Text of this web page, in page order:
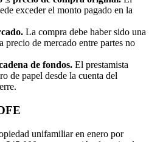
exceder el monto pagado en la
La compra debe haber sido una
precio de mercado entre partes no
de fondos. El prestamista
de papel desde la cuenta del
unifamiliar en enero por